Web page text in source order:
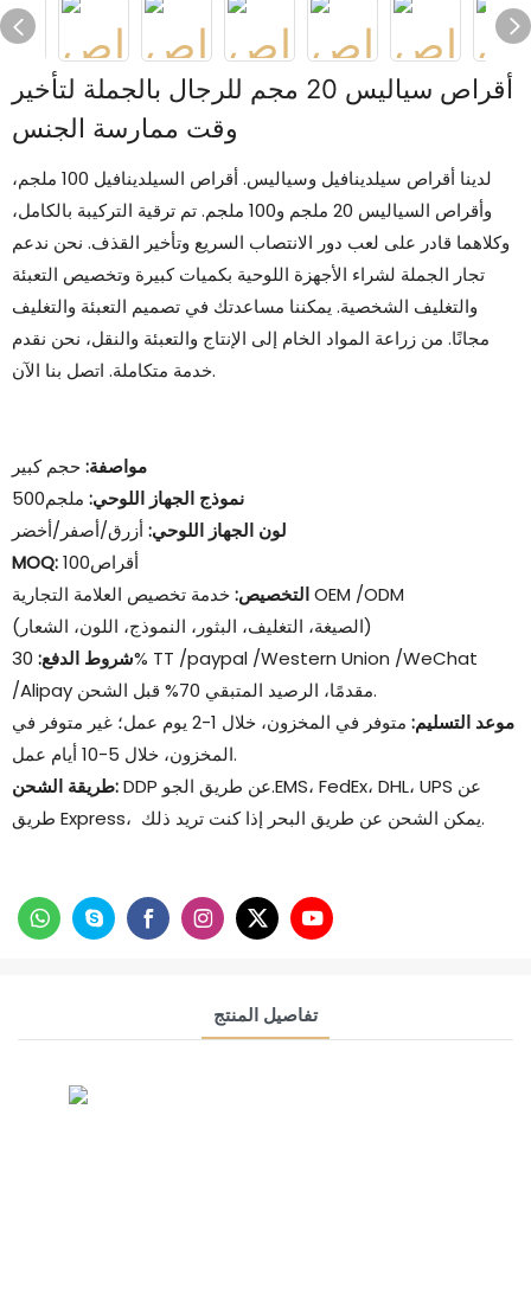
أقراص سياليس 20 مجم للرجال بالجملة لتأخير
وقت ممارسة الجنس
لدينا أقراص سيلدينافيل وسياليس. أقراص السيلدينافيل 100 ملجم،
وأقراص السياليس 20 ملجم و100 ملجم. تم ترقية التركيبة بالكامل،
وكلاهما قادر على لعب دور الانتصاب السريع وتأخير القذف. نحن ندعم
تجار الجملة لشراء الأجهزة اللوحية بكميات كبيرة وتخصيص التعبئة
والتغليف الشخصية. يمكننا مساعدتك في تصميم التعبئة والتغليف
مجانًا. من زراعة المواد الخام إلى الإنتاج والتعبئة والنقل، نحن نقدم
خدمة متكاملة. اتصل بنا الآن.
مواصفة:حجم كبير
نموذج الجهاز اللوحي: ملجم500
لون الجهاز اللوحي:أزرق/أصفر/أخضر
MOQ:
التخصيص:خدمة تخصيص العلامة التجارية OEM /ODM
(الصيغة، التغليف، البثور، النموذج، اللون، الشعار)
شروط الدفع: 30% TT /paypal /Western Union /WeChat
/Alipay مقدمًا، الرصيد المتبقي 70% قبل الشحن.
موعد التسليم:
متوفر في المخزون، خلال 1-2 يوم عمل؛ غير متوفر في
المخزون، خلال 5-10 أيام عمل.
طريقة الشحن:DDP عن طريق الجو.EMS، FedEx، DHL، UPS عن
طريق Express، يمكن الشحن عن طريق البحر إذا كنت تريد ذلك.
تفاصيل المنتج